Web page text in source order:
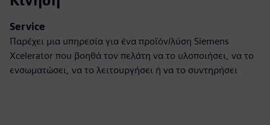
Service
Παρέχει μια υπηρεσία για ένα προϊόν/λύση Siemens
Xcelerator που βοηθά τον πελάτη να το υλοποιήσει, να το
ενσωματώσει, να το λειτουργήσει ή να το συντηρήσει